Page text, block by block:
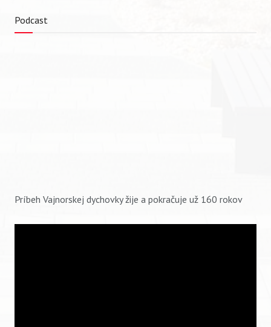
Podcast
Príbeh Vajnorskej dychovky žije a pokračuje už 160 rokov